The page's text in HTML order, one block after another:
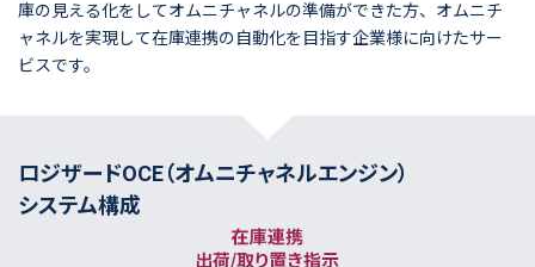
庫の見える化をしてオムニチャネルの準備ができた方、オムニチ
ャネルを実現して在庫連携の自動化を目指す企業様に向けたサー
ビスです。
ロジザードOCE（オムニチャネルエンジン）
システム構成